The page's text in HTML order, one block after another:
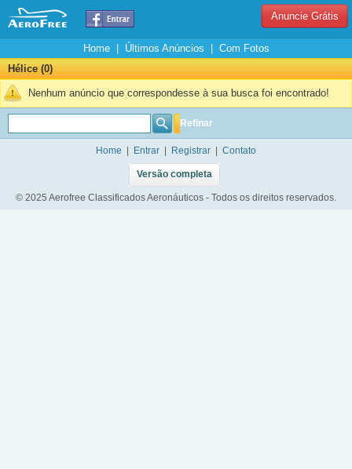
Anuncie Grátis
Home| Últimos Anúncios
Com Fotos
Hélice (0)
Nenhum anúncio que correspondesse à sua busca foi encontrado!
Refinar
Home Entrar Registrar Contato
Versão completa
© 2025 Aerofree Classificados Aeronáuticos - Todos os direitos reservados.